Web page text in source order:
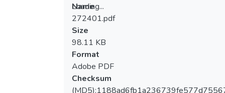
Loading...
Loading...
Name
272401.pdf
Size
98.11 KB
Format
Adobe PDF
Checksum